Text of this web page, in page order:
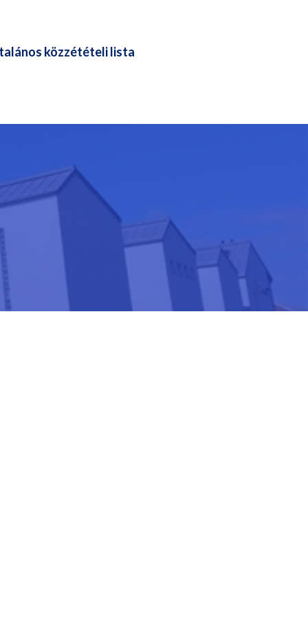
közzétételi lista